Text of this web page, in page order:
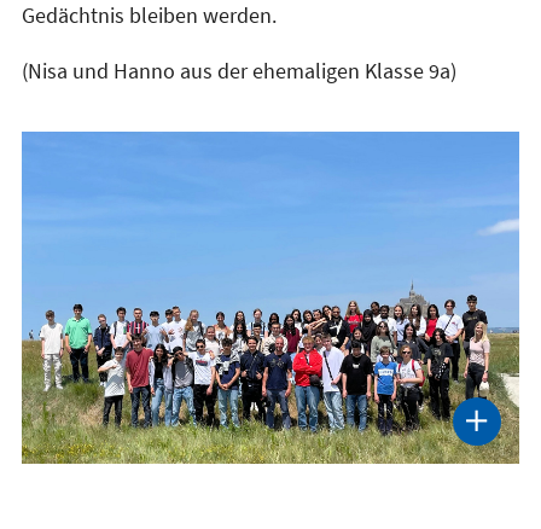
Gedächtnis bleiben werden.
(Nisa und Hanno aus der ehemaligen Klasse 9a)